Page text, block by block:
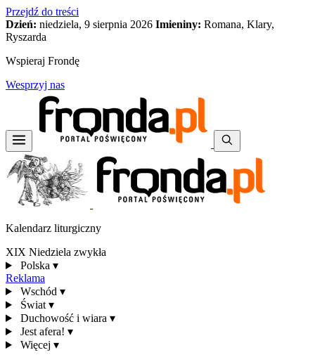
Przejdź do treści
Dzień: niedziela, 9 sierpnia 2026 Imieniny: Romana, Klary,
Ryszarda
Wspieraj Frondę
Wesprzyj nas
Kalendarz liturgiczny
XIX Niedziela zwykła
Polska ▾
Reklama
Wschód ▾
Świat ▾
Duchowość i wiara ▾
Jest afera! ▾
Więcej ▾